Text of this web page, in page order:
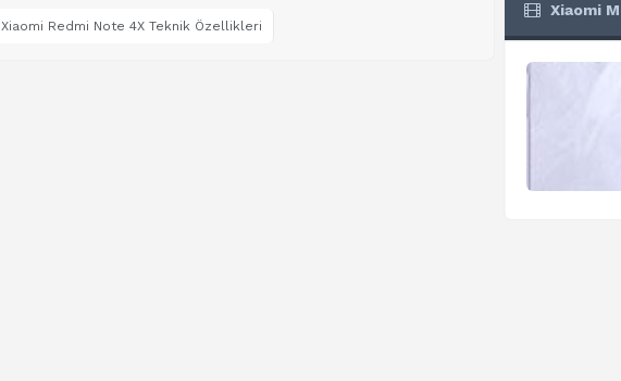
Xiaomi Redmi Note 4X Teknik Özellikleri
Xiaomi